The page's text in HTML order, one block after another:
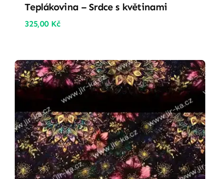
Teplákovina – Srdce s květinami
325,00 Kč